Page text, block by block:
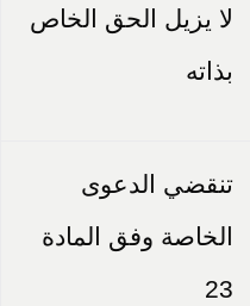
لا يزيل الحق الخاص
بذاته
تنقضي الدعوى
الخاصة وفق المادة
23